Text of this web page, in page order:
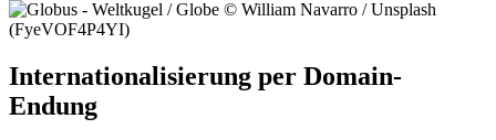
Internationalisierung per Domain-
Endung